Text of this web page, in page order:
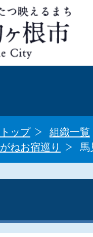
ップ
組織一覧
ねお宿巡り
馬